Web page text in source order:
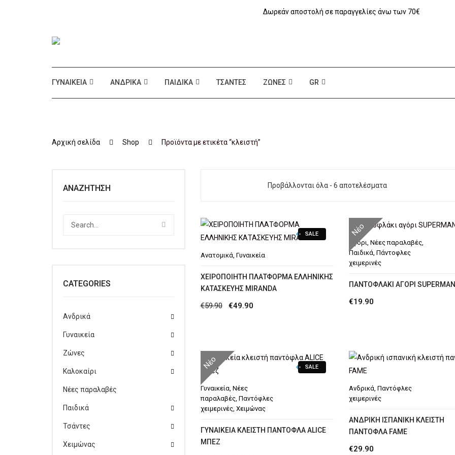
Δωρεάν αποστολή σε παραγγελίες άνω των 70€
ΓΥΝΑΙΚΕΊΑ ΑΝΔΡΙΚΆ ΠΑΙΔΙΚΆ ΤΣΆΝΤΕΣ ΖΏΝΕΣ GR
Αρχική σελίδα Shop Προϊόντα με ετικέτα “κλειστή”
Προβάλλονται όλα - 6 αποτελέσματα
SALE
Ανατομικά, Γυναικεία
ΧΕΙΡΟΠΟΙΗΤΗ ΠΛΑΤΦΟΡΜΑ ΕΛΛΗΝΙΚΗΣ
ΚΑΤΑΣΚΕΥΗΣ MIRANDA
€59.90
Original
€59.90.
€49.90Η
Νέο
Αγόρι, Νέες παραλαβές,
Παιδικά, Πάντοφλες
χειμερινές
ΠΑΝΤΟΦΛΆΚΙ ΑΓΌΡΙ SUPERMAN
€19.90
SALE
Νέο
Γυναικεία, Νέες
παραλαβές, Παντόφλες
χειμερινές, Χειμώνας
ΓΥΝΑΙΚΕΊΑ ΚΛΕΙΣΤΉ ΠΑΝΤΌΦΛΑ ALICE
ΜΠΕΖ
Ανδρικά, Παντόφλες
χειμερινές
ΑΝΔΡΙΚΉ ΙΣΠΑΝΙΚΉ ΚΛΕΙΣΤΉ
ΠΑΝΤΌΦΛΑ FAME
€29.90
ΑΝΑΖΉΤΗΣΗ
CATEGORIES
Ανδρικά
Γυναικεία
Ζώνες
Καλοκαίρι
Νέες παραλαβές
Παιδικά
Τσάντες
Χειμώνας